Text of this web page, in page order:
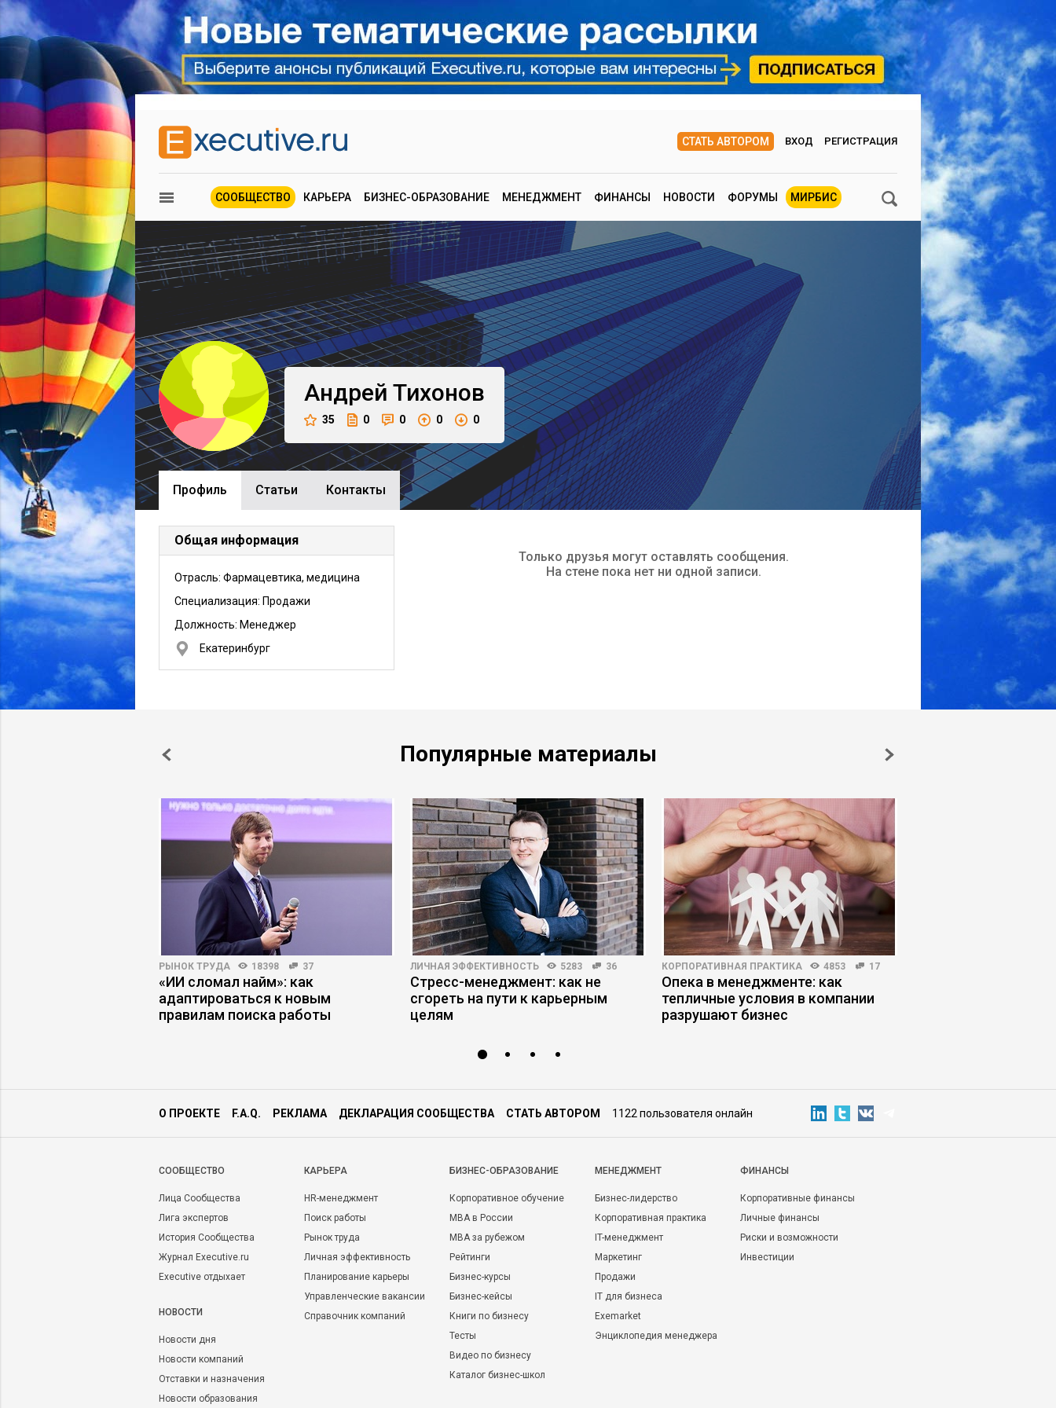
СТАТЬ АВТОРОМ ВХОД РЕГИСТРАЦИЯ
СООБЩЕСТВО КАРЬЕРА БИЗНЕС-ОБРАЗОВАНИЕ МЕНЕДЖМЕНТ ФИНАНСЫ НОВОСТИ ФОРУМЫ МИРБИС
Андрей Тихонов
35 0 0 0 0
Профиль Cтатьи Контакты
Общая информация
Отрасль: Фармацевтика, медицина
Специализация: Продажи
Должность: Менеджер
Екатеринбург
Только друзья могут оставлять сообщения.
На стене пока нет ни одной записи.
Популярные материалы
РЫНОК ТРУДА 18398 37
«ИИ сломал найм»: как
адаптироваться к новым
правилам поиска работы
ЛИЧНАЯ ЭФФЕКТИВНОСТЬ 5283 36
Стресс-менеджмент: как не
сгореть на пути к карьерным
целям
КОРПОРАТИВНАЯ ПРАКТИКА 4853 17
Опека в менеджменте: как
тепличные условия в компании
разрушают бизнес
О ПРОЕКТЕ F.A.Q. РЕКЛАМА ДЕКЛАРАЦИЯ СООБЩЕСТВА СТАТЬ АВТОРОМ 1122 пользователя онлайн
CООБЩЕСТВО
Лица Сообщества
Лига экспертов
История Сообщества
Журнал Executive.ru
Executive отдыхает
НОВОСТИ
Новости дня
Новости компаний
Отставки и назначения
Новости образования
КАРЬЕРА
HR-менеджмент
Поиск работы
Рынок труда
Личная эффективность
Планирование карьеры
Управленческие вакансии
Справочник компаний
БИЗНЕС-ОБРАЗОВАНИЕ
Корпоративное обучение
MBA в России
MBA за рубежом
Рейтинги
Бизнес-курсы
Бизнес-кейсы
Книги по бизнесу
Тесты
Видео по бизнесу
Каталог бизнес-школ
МЕНЕДЖМЕНТ
Бизнес-лидерство
Корпоративная практика
IT-менеджмент
Маркетинг
Продажи
IT для бизнеса
Exemarket
Энциклопедия менеджера
ФИНАНСЫ
Корпоративные финансы
Личные финансы
Риски и возможности
Инвестиции